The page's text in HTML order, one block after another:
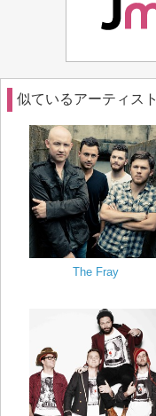
似ているアーティスト
The Fray